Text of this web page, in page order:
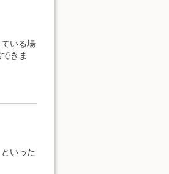
いる場
きま
いった